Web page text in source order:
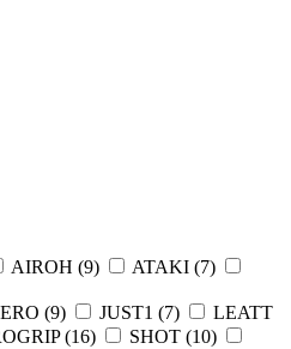
AIROH (9) ATAKI (7)
(9) JUST1 (7)
LEATT
(16) SHOT (10)